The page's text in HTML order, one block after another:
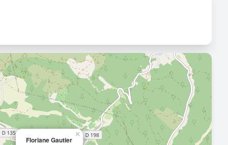
Floriane Gautier
×